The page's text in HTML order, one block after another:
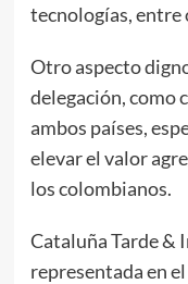
tecnologías, entre
Otro aspecto
delegación, como
ambos países,
elevar el valor
los colombianos.
Cataluña Tarde &
representada en